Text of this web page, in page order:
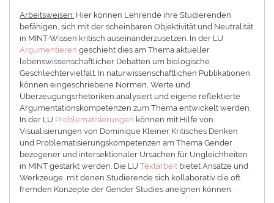
Arbeitsweisen: Hier können Lehrende ihre Studierenden
befähigen, sich mit der scheinbaren Objektivität und Neutralität
in MINT-Wissen kritisch auseinanderzusetzen. In der LU
Argumentieren geschieht dies am Thema aktueller
lebenswissenschaftlicher Debatten um biologische
Geschlechtervielfalt. In naturwissenschaftlichen Publikationen
können eingeschriebene Normen, Werte und
Überzeugungsrhetoriken analysiert und eigene reflektierte
Argumentationskompetenzen zum Thema entwickelt werden.
In der LU Problematisierungen können mit Hilfe von
Visualisierungen von Dominique Kleiner Kritisches Denken
und Problematisierungskompetenzen am Thema Gender
bezogener und intersektionaler Ursachen für Ungleichheiten
in MINT gestärkt werden. Die LUTextarbeit bietet Ansätze und
Werkzeuge, mit denen Studierende sich kollaborativ die oft
fremden Konzepte der Gender Studies aneignen können.